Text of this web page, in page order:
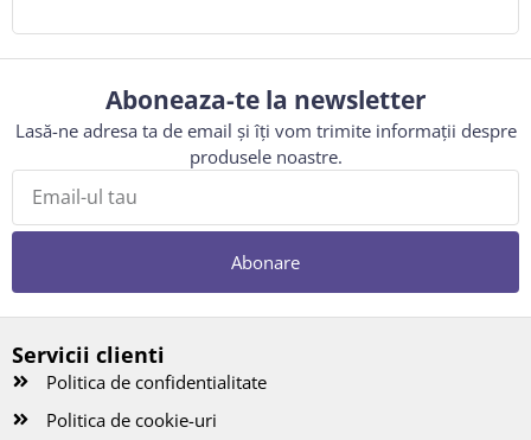
Aboneaza-te la newsletter
Lasă-ne adresa ta de email și îți vom trimite informații despre
produsele noastre.
Abonare
Servicii clienti
Politica de confidentialitate
Politica de cookie-uri